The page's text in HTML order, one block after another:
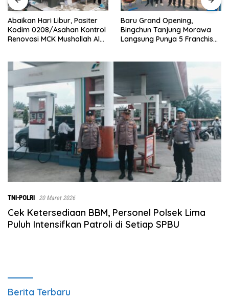
‎Baru Grand Opening,
Bingchun Tanjung Morawa
Langsung Punya 5 Franchise
Bupati Dukung Pelestarian
Budaya Melayu Melalui
Gebyar Bertanjak Jilid 7
TNI-POLRI 20 Maret 2026
Cek Ketersediaan BBM, Personel Polsek Lima
Puluh Intensifkan Patroli di Setiap SPBU
Berita Terbaru